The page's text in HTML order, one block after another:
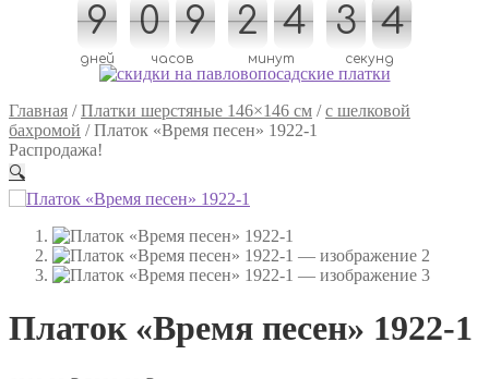
9
9
дней
0
0 9
9
часов
2
2 4
4
минут
3
3 3
4
секунд
Главная /Платки шерстяные 146×146 см /с шелковой
бахромой /Платок «Время песен» 1922-1
Распродажа!
🔍
Платок «Время песен» 1922-1